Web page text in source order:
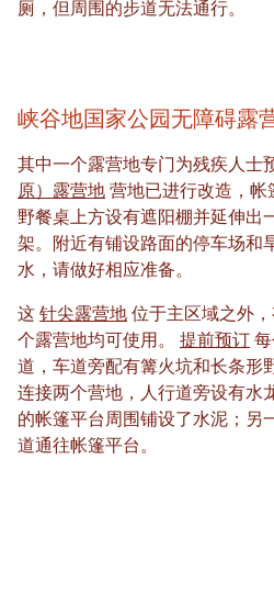
厕，但周围的步道无法通行。
峡谷地国家公园无障碍露
其中一个露营地专门为残疾人士
原）露营地 营地已进行改造，帐
野餐桌上方设有遮阳棚并延伸出
架。附近有铺设路面的停车场和
水，请做好相应准备。
这 针尖露营地 位于主区域之外
个露营地均可使用。 提前预订
道，车道旁配有篝火坑和长条形
连接两个营地，人行道旁设有水
的帐篷平台周围铺设了水泥；另
道通往帐篷平台。